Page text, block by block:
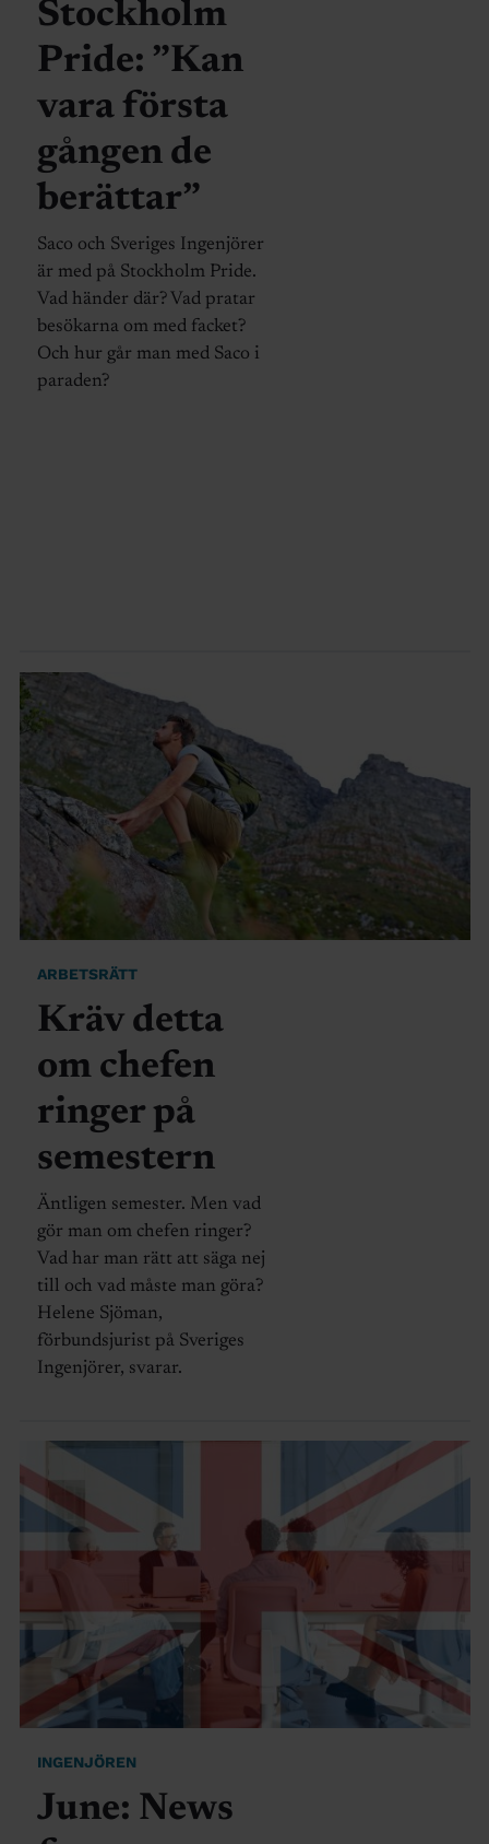
Stockholm
Pride: ”Kan
vara första
gången de
berättar”
Saco och Sveriges Ingenjörer
är med på Stockholm Pride.
Vad händer där? Vad pratar
besökarna om med facket?
Och hur går man med Saco i
paraden?
ARBETSRÄTT
Kräv detta
om chefen
ringer på
semestern
Äntligen semester. Men vad
gör man om chefen ringer?
Vad har man rätt att säga nej
till och vad måste man göra?
Helene Sjöman,
förbundsjurist på Sveriges
Ingenjörer, svarar.
INGENJÖREN
June: News